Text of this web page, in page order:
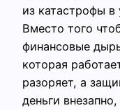
из катастрофы
Вместо того
финансовые
которая
разоряет, а
деньги